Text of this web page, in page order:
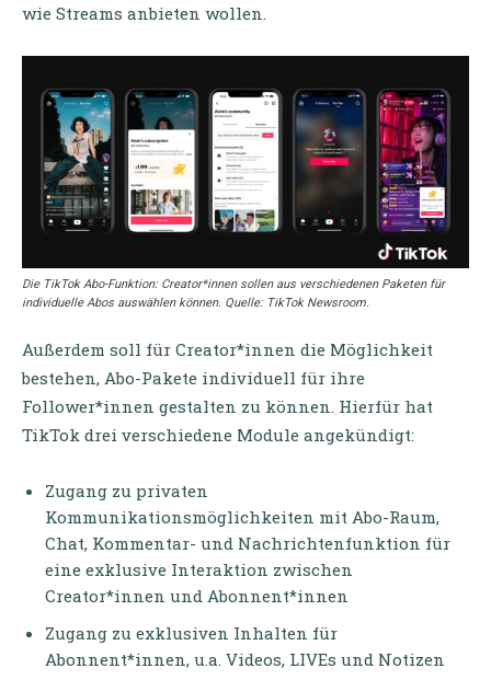
wie Streams anbieten wollen.
Die TikTok Abo-Funktion: Creator*innen sollen aus verschiedenen Paketen für
individuelle Abos auswählen können. Quelle: TikTok Newsroom.
Außerdem soll für Creator*innen die Möglichkeit
bestehen, Abo-Pakete individuell für ihre
Follower*innen gestalten zu können. Hierfür hat
TikTok drei verschiedene Module angekündigt:
Zugang zu privaten
Kommunikationsmöglichkeiten mit Abo-Raum,
Chat, Kommentar- und Nachrichtenfunktion für
eine exklusive Interaktion zwischen
Creator*innen und Abonnent*innen
Zugang zu exklusiven Inhalten für
Abonnent*innen, u.a. Videos, LIVEs und Notizen